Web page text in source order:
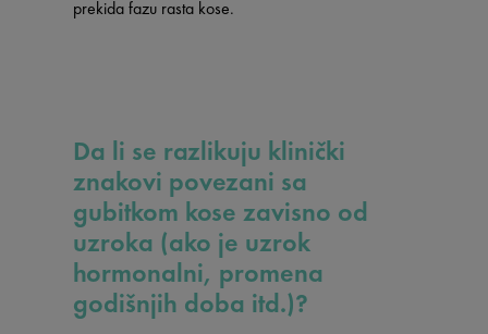
prekida fazu rasta kose.
Da li se razlikuju klinički
znakovi povezani sa
gubitkom kose zavisno od
uzroka (ako je uzrok
hormonalni, promena
godišnjih doba itd.)?